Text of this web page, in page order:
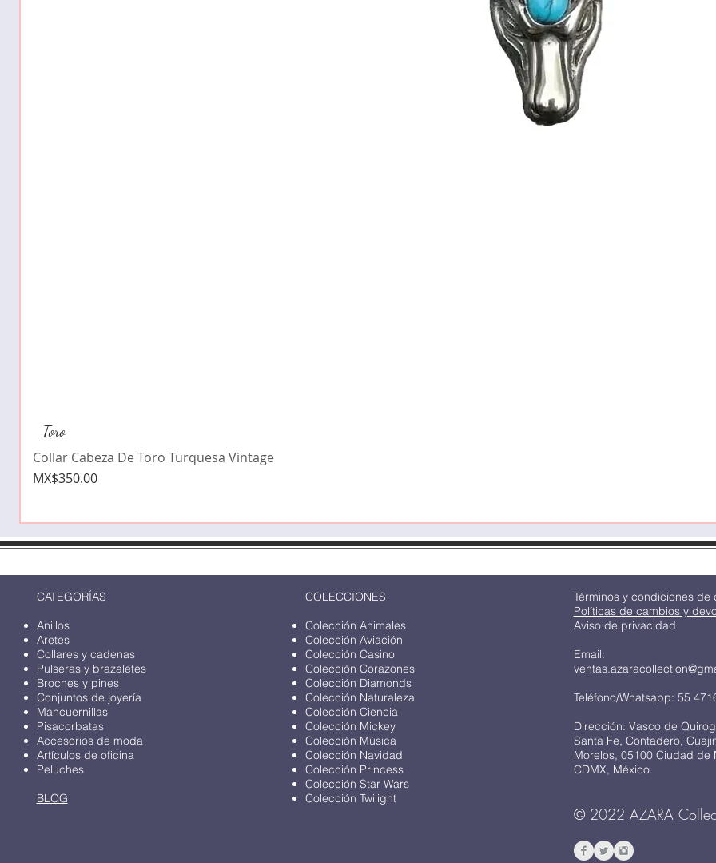
Toro
Collar Cabeza De Toro Turquesa Vintage
Price
MX$350.00
CATEGORÍAS
Anillos
Aretes
Collares y cadenas
Pulseras y brazaletes
Broches y pines
Conjuntos de joyería
Mancuernillas
Pisacorbatas
Accesorios de moda
Artículos de oficina
Peluches
BLOG
COLECCIONES
Colección Animales
Colección Aviación
Colección Casino
Colección Corazones
Colección Diamonds
Colección Naturaleza
Colección Ciencia
Colección Mickey
Colección Música
Colección Navidad
Colección Princess
Colección Star Wars
Colección Twilight
Términos y condiciones de
Políticas de cambios y
Aviso de privacidad
Email:
Teléfono/Whatsapp: 55
Dirección: Vasco de
Santa Fe, Contadero,
Morelos, 05100 Ciudad de
CDMX, México
© 2022 AZARA